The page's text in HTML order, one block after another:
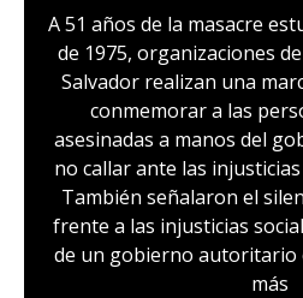
A 51 años de la masacre
de 1975, organizaciones
Salvador realizan una
conmemorar a las
asesinadas a manos del
no callar ante las
También señalaron el
frente a las injusticias
de un gobierno autoritario
más